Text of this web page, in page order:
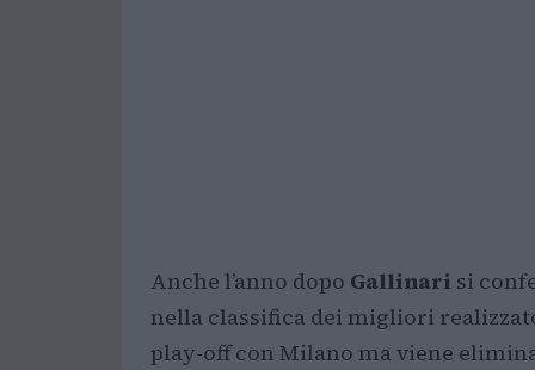
Anche l’anno dopo Gallinari si
nella classifica dei migliori
play-off con Milano ma viene